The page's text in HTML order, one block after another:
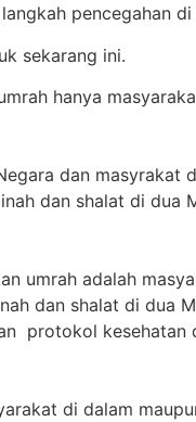
pencegahan
sekarang ini.
hanya
dan
dan shalat di
umrah adalah
dan shalat di
protokol
di dalam